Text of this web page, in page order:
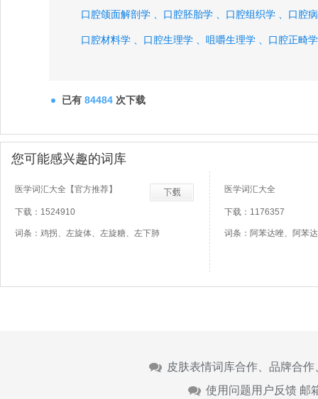
口腔颌面解剖学 、 口腔胚胎学 、 口腔组织学 、 口腔
口腔材料学 、 口腔生理学 、 咀嚼生理学 、 口腔正畸
已有 84484 次下载
您可能感兴趣的词库
医学词汇大全【官方推荐】
下载：1524910
词条：鸡拐、左旋体、左旋糖、左下肺
医学词汇大全
下载：1176357
词条：阿苯达唑、阿苯
皮肤表情词库合作、品牌合
使用问题用户反馈 邮